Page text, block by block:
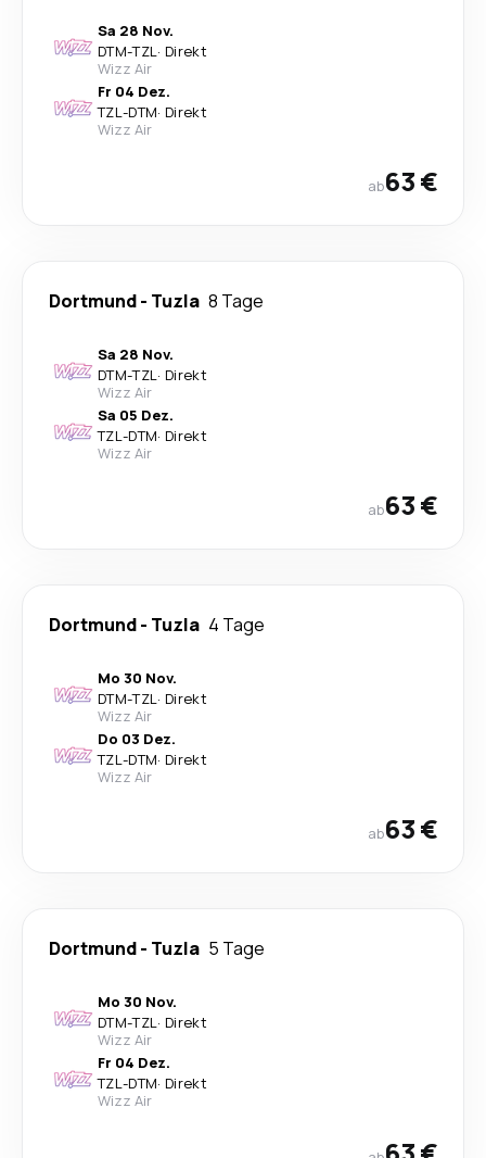
Sa 28 Nov.
DTM-TZL· Direkt
Wizz Air
Fr 04 Dez.
TZL-DTM· Direkt
Wizz Air
ab63 €
Dortmund- Tuzla 8 Tage
Sa 28 Nov.
DTM-TZL· Direkt
Wizz Air
Sa 05 Dez.
TZL-DTM· Direkt
Wizz Air
ab63 €
Dortmund- Tuzla 4 Tage
Mo 30 Nov.
DTM-TZL· Direkt
Wizz Air
Do 03 Dez.
TZL-DTM· Direkt
Wizz Air
ab63 €
Dortmund- Tuzla 5 Tage
Mo 30 Nov.
DTM-TZL· Direkt
Wizz Air
Fr 04 Dez.
TZL-DTM· Direkt
Wizz Air